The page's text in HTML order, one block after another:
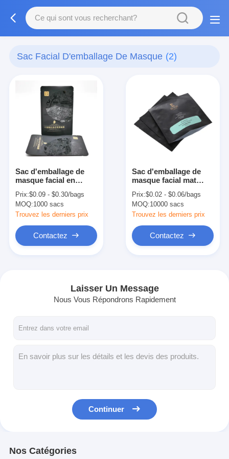
Sac Facial D'emballage De Masque (2)
Sac d'emballage de
masque facial en
Structure du matériau
PET VMPET PE
Prix:$0.09 - $0.30/bags
MOQ:1000 sacs
Trouvez les derniers prix
Contactez
Sac d'emballage de
masque facial mat
aluminium composite
avec fermeture à
glissière
Prix:$0.02 - $0.06/bags
MOQ:10000 sacs
Trouvez les derniers prix
Contactez
Laisser Un Message
Nous Vous Répondrons Rapidement
Continuer
Nos Catégories